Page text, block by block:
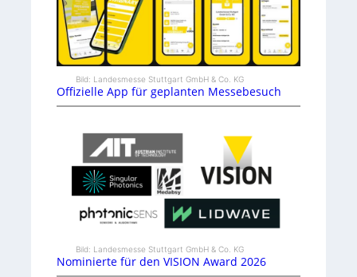
Bild: Landesmesse Stuttgart GmbH & Co. KG
Offizielle App für geplanten Messebesuch
Bild: Landesmesse Stuttgart GmbH & Co. KG
Nominierte für den VISION Award 2026